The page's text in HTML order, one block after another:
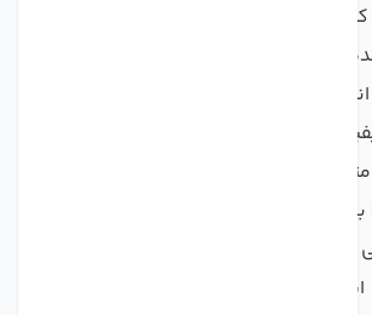
دهد و در نهایت، سرمایه‌گذاری
باشد. در نهایت، خرید کاور دستگاه
هوشمندانه برای هر خانواده‌ای
آب و سالمت زندگی خود اهمیت
این است که شما با خرید این
کیفیت زندگی خود افزوده‌اید، بلکه از
آینده جلوگیری کرده‌اید. با اطمینان از
این محصول، الآن زمان آن است که یک